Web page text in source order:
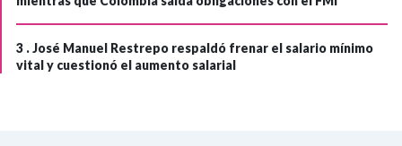
3 .José Manuel Restrepo respaldó frenar el salario mínimo
vital y cuestionó el aumento salarial